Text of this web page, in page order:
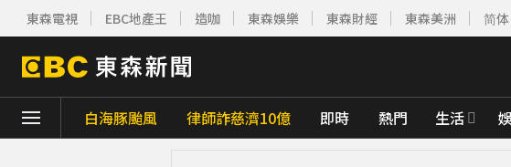
東森電視 EBC地產王 造咖 東森娛樂 東森財經 東森美洲 简体
白海豚颱風 律師詐慈濟10億 即時 熱門 生活